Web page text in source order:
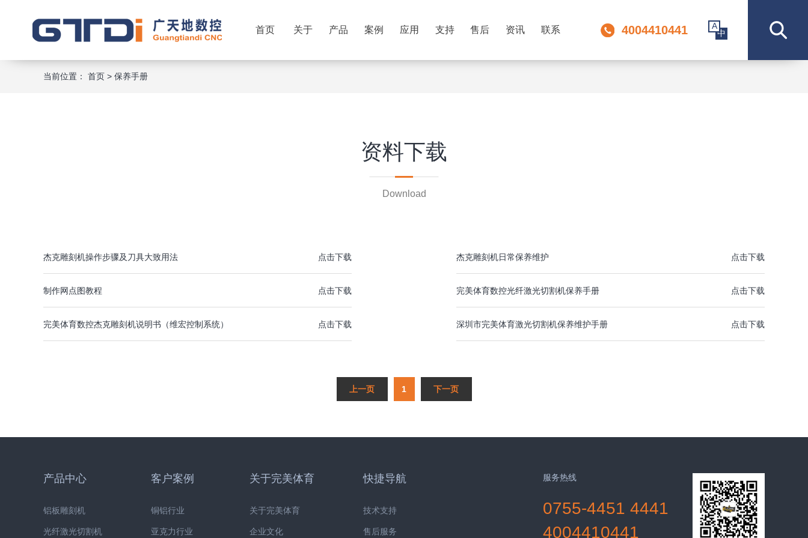
首页 关于 产品 案例 应用 支持 售后 资讯 联系 4004410441 A
中
当前位置： 首页 > 保养手册
资料下载
Download
杰克雕刻机操作步骤及刀具大致用法 点击下载 杰克雕刻机日常保养维护 点击下载
制作网点图教程 点击下载 完美体育数控光纤激光切割机保养手册 点击下载
完美体育数控杰克雕刻机说明书（维宏控制系统） 点击下载 深圳市完美体育激光切割机保养维护手册 点击下载
1
产品中心
铝板雕刻机
光纤激光切割机
客户案例
铜铝行业
亚克力行业
关于完美体育
关于完美体育
企业文化
快捷导航
技术支持
售后服务
服务热线
0755-4451 4441
4004410441